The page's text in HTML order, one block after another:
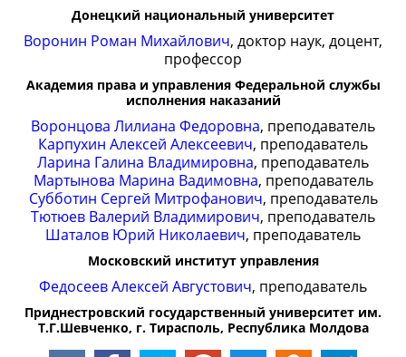
Донецкий национальный университет
Воронин Роман Михайлович, доктор наук, доцент,
профессор
Академия права и управления Федеральной службы
исполнения наказаний
Воронцова Лилиана Федоровна, преподаватель
Карпухин Алексей Алексеевич, преподаватель
Ларина Галина Владимировна, преподаватель
Мартынова Марина Вадимовна, преподаватель
Субботин Сергей Митрофанович, преподаватель
Тютюев Валерий Владимирович, преподаватель
Шаталов Юрий Николаевич, преподаватель
Московский институт управления
Федосеев Алексей Августович, преподаватель
Приднестровский государственный университет им.
Т.Г.Шевченко, г. Тирасполь, Республика Молдова